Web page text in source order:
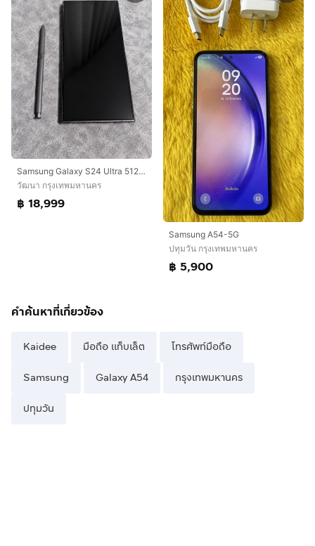
Samsung Galaxy S24 Ultra 512GB Titanium Blue สภาพสวย เครื่องศูนย์ไทย
วัฒนา กรุงเทพมหานคร
฿ 18,999
Samsung A54-5G
ปทุมวัน กรุงเทพมหานคร
฿ 5,900
คำค้นหาที่เกี่ยวข้อง
Kaidee มือถือ แท็บเล็ต โทรศัพท์มือถือ
Samsung Galaxy A54 กรุงเทพมหานคร
ปทุมวัน